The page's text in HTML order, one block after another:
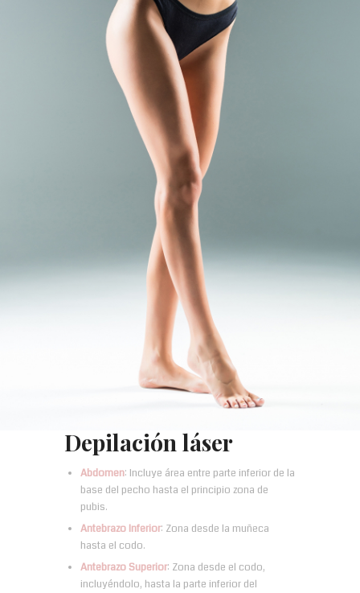
Depilación láser
Abdomen: Incluye área entre parte inferior de la
base del pecho hasta el principio zona de
pubis.
Antebrazo Inferior: Zona desde la muñeca
hasta el codo.
Antebrazo Superior: Zona desde el codo,
incluyéndolo, hasta la parte inferior del